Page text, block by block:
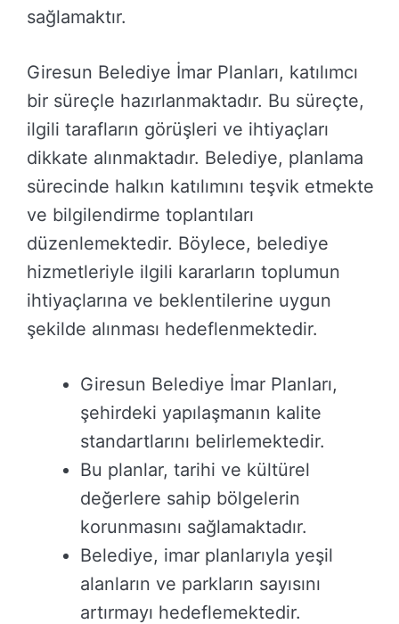
sağlamaktır.
Giresun Belediye İmar Planları, katılımcı
bir süreçle hazırlanmaktadır. Bu süreçte,
ilgili tarafların görüşleri ve ihtiyaçları
dikkate alınmaktadır. Belediye, planlama
sürecinde halkın katılımını teşvik etmekte
ve bilgilendirme toplantıları
düzenlemektedir. Böylece, belediye
hizmetleriyle ilgili kararların toplumun
ihtiyaçlarına ve beklentilerine uygun
şekilde alınması hedeflenmektedir.
Giresun Belediye İmar Planları,
şehirdeki yapılaşmanın kalite
standartlarını belirlemektedir.
Bu planlar, tarihi ve kültürel
değerlere sahip bölgelerin
korunmasını sağlamaktadır.
Belediye, imar planlarıyla yeşil
alanların ve parkların sayısını
artırmayı hedeflemektedir.